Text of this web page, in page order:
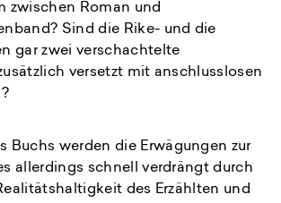
zwischen Roman und
Sind die Rike- und die
gar zwei verschachtelte
versetzt mit anschlusslosen
Buchs werden die Erwägungen zur
allerdings schnell verdrängt durch
des Erzählten und